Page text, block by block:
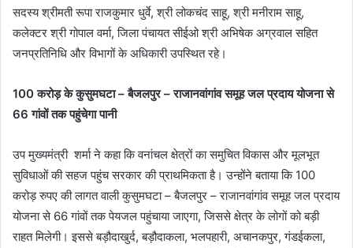
सदस्य श्रीमती रूपा राजकुमार धुर्वे, श्री लोकचंद साहू, श्री मनीराम साहू,
कलेक्टर श्री गोपाल वर्मा, जिला पंचायत सीईओ श्री अभिषेक अग्रवाल सहित
जनप्रतिनिधि और विभागों के अधिकारी उपस्थित रहे।
100 करोड़ के कुसुमघटा – बैजलपुर – राजानवांगांव समूह जल प्रदाय योजना से
66 गांवों तक पहुंचेगा पानी
उप मुख्यमंत्री शर्मा ने कहा कि वनांचल क्षेत्रों का समुचित विकास और मूलभूत
सुविधाओं की सहज पहुंच सरकार की प्राथमिकता है। उन्होंने बताया कि 100
करोड़ रुपए की लागत वाली कुसुमघटा – बैजलपुर – राजानवांगांव समूह जल प्रदाय
योजना से 66 गांवों तक पेयजल पहुंचाया जाएगा, जिससे क्षेत्र के लोगों को बड़ी
राहत मिलेगी। इससे बड़ौदाखुर्द, बड़ौदाकला, भलपहारी, अचानकपुर, गंडईकला,